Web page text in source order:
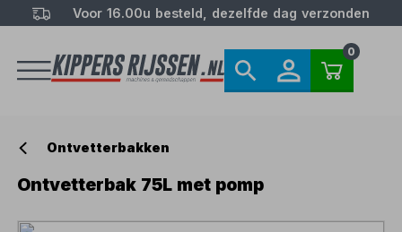
Voor 16.00u besteld, dezelfde dag verzonden
0
Ontvetterbakken
Ontvetterbak 75L met pomp